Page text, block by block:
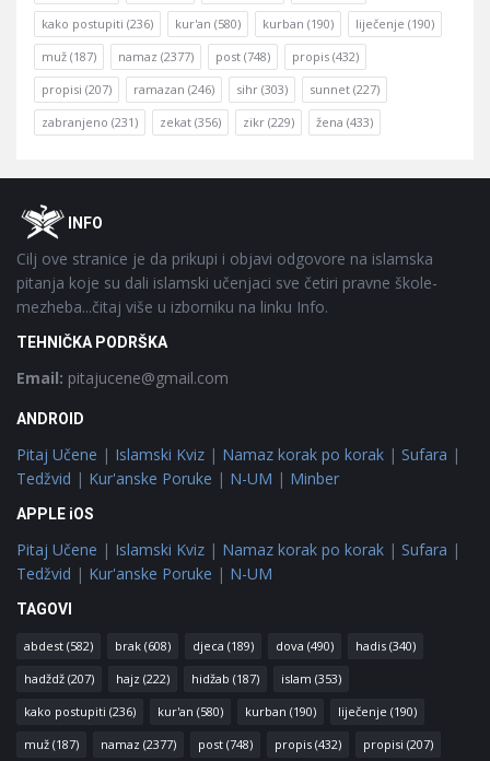
kako postupiti (236) kur'an (580) kurban (190) liječenje (190)
muž (187) namaz (2377) post (748) propis (432)
propisi (207) ramazan (246) sihr (303) sunnet (227)
zabranjeno (231) zekat (356) zikr (229) žena (433)
FooterOINFO
Cilj ove stranice je da prikupi i objavi odgovore na islamska
pitanja koje su dali islamski učenjaci sve četiri pravne škole-
mezheba...čitaj više u izborniku na linku Info.
TEHNIČKA PODRŠKA
Email: pitajucene@gmail.com
ANDROID
Pitaj Učene | Islamski Kviz | Namaz korak po korak | Sufara |
Tedžvid | Kur'anske Poruke | N-UM | Minber
APPLE iOS
Pitaj Učene | Islamski Kviz | Namaz korak po korak | Sufara |
Tedžvid | Kur'anske Poruke | N-UM
TAGOVI
abdest (582) brak (608) djeca (189) dova (490) hadis (340)
hadždž (207) hajz (222) hidžab (187) islam (353)
kako postupiti (236) kur'an (580) kurban (190) liječenje (190)
muž (187) namaz (2377) post (748) propis (432) propisi (207)